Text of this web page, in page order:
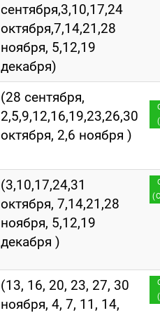
сентября,3,10,17,24
октября,7,14,21,28
ноября, 5,12,19
декабря)
(28 сентября,
2,5,9,12,16,19,23,26,30
октября, 2,6 ноября )
(3,10,17,24,31
октября, 7,14,21,28
ноября, 5,12,19
декабря )
(13, 16, 20, 23, 27, 30
ноября, 4, 7, 11, 14,